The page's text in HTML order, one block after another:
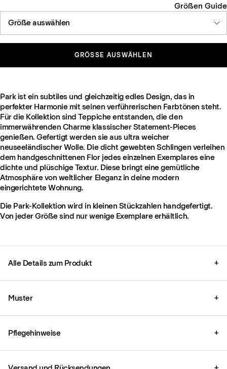
Größen Guide
Größe auswählen
GRÖSSE AUSWÄHLEN
Park ist ein subtiles und gleichzeitig edles Design, das in
perfekter Harmonie mit seinen verführerischen Farbtönen steht.
Für die Kollektion sind Teppiche entstanden, die den
immerwährenden Charme klassischer Statement-Pieces
genießen. Gefertigt werden sie aus ultra weicher
neuseeländischer Wolle. Die dicht gewebten Schlingen verleihen
dem handgeschnittenen Flor jedes einzelnen Exemplares eine
dichte und plüschige Textur. Diese bringt eine gemütliche
Atmosphäre von weltlicher Eleganz in deine modern
eingerichtete Wohnung.
Die Park-Kollektion wird in kleinen Stückzahlen handgefertigt.
Von jeder Größe sind nur wenige Exemplare erhältlich.
Alle Details zum Produkt +
Muster +
Pflegehinweise +